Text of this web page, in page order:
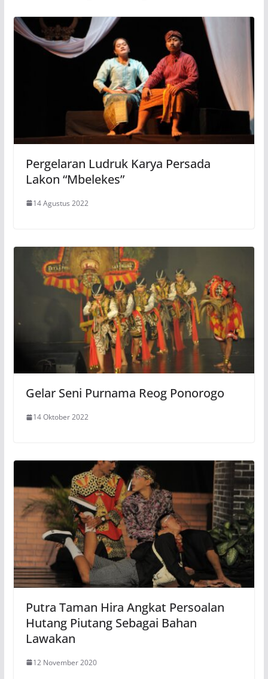
Pergelaran Ludruk Karya Persada
Lakon “Mbelekes”
14 Agustus 2022
Gelar Seni Purnama Reog Ponorogo
14 Oktober 2022
Putra Taman Hira Angkat Persoalan
Hutang Piutang Sebagai Bahan
Lawakan
12 November 2020